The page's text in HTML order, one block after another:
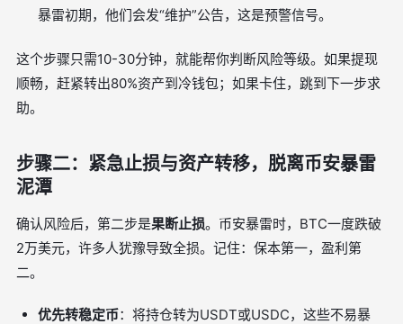
暴雷初期，他们会发“维护”公告，这是预警信号。
这个步骤只需10-30分钟，就能帮你判断风险等级。如果提现
顺畅，赶紧转出80%资产到冷钱包；如果卡住，跳到下一步求
助。
步骤二：紧急止损与资产转移，脱离币安暴雷
泥潭
确认风险后，第二步是果断止损。币安暴雷时，BTC一度跌破
2万美元，许多人犹豫导致全损。记住：保本第一，盈利第
二。
优先转稳定币：将持仓转为USDT或USDC，这些不易暴